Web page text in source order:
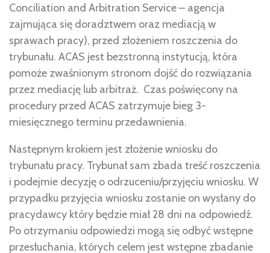
Conciliation and Arbitration Service – agencja
zajmująca się doradztwem oraz mediacją w
sprawach pracy), przed złożeniem roszczenia do
trybunału. ACAS jest bezstronną instytucją, która
pomoże zwaśnionym stronom dojść do rozwiązania
przez mediację lub arbitraż. Czas poświęcony na
procedury przed ACAS zatrzymuje bieg 3-
miesięcznego terminu przedawnienia.
Następnym krokiem jest złożenie wniosku do
trybunału pracy. Trybunał sam zbada treść roszczenia
i podejmie decyzję o odrzuceniu/przyjęciu wniosku. W
przypadku przyjęcia wniosku zostanie on wysłany do
pracydawcy który będzie miał 28 dni na odpowiedź.
Po otrzymaniu odpowiedzi mogą się odbyć wstępne
przesłuchania, których celem jest wstępne zbadanie